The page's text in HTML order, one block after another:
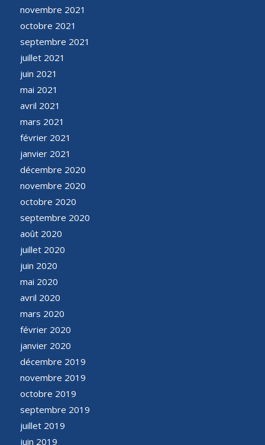
novembre 2021
octobre 2021
septembre 2021
juillet 2021
juin 2021
mai 2021
avril 2021
mars 2021
février 2021
janvier 2021
décembre 2020
novembre 2020
octobre 2020
septembre 2020
août 2020
juillet 2020
juin 2020
mai 2020
avril 2020
mars 2020
février 2020
janvier 2020
décembre 2019
novembre 2019
octobre 2019
septembre 2019
juillet 2019
juin 2019